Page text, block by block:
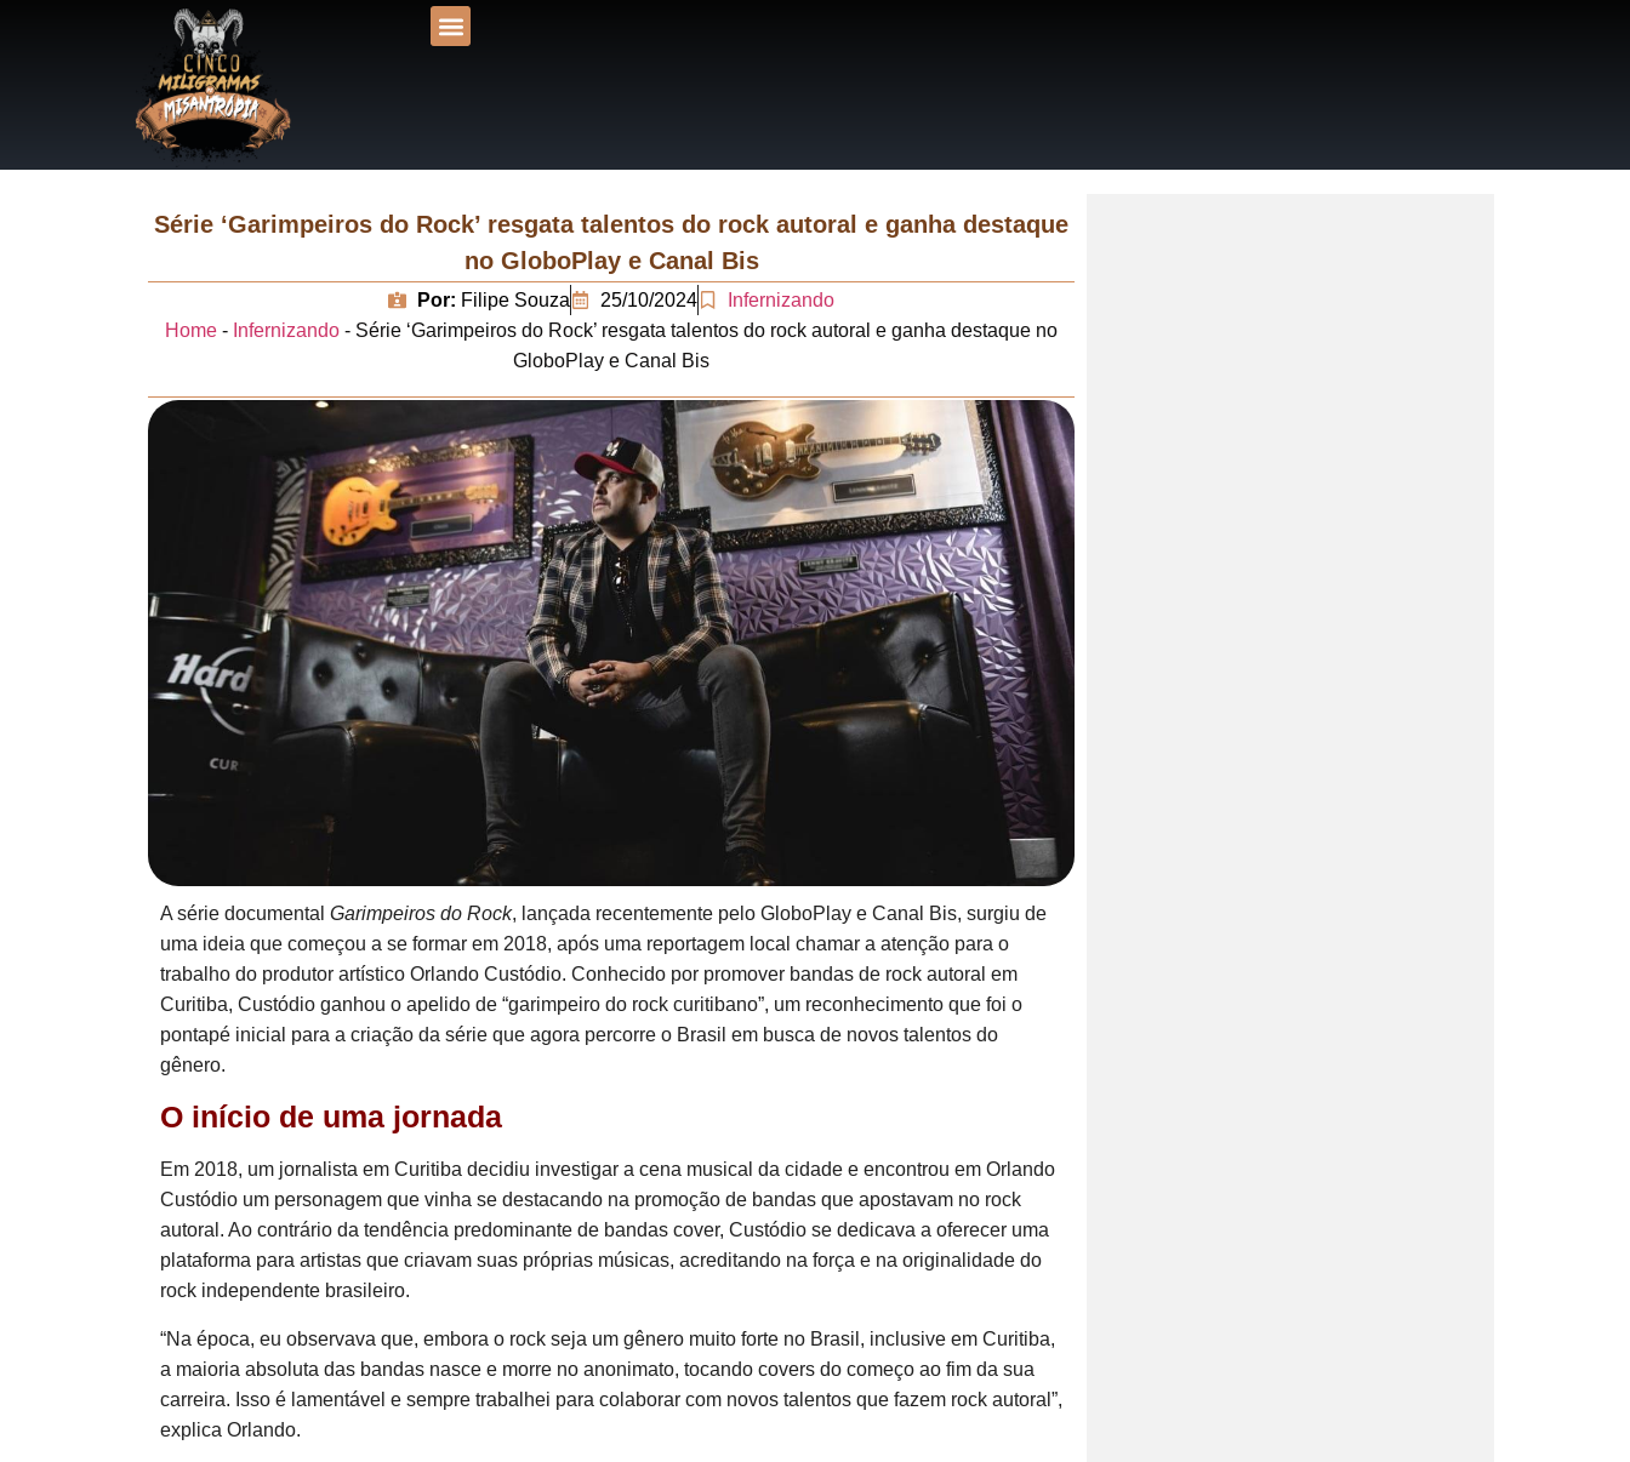
Série ‘Garimpeiros do Rock’ resgata talentos do rock autoral e ganha destaque
no GloboPlay e Canal Bis
Por: Filipe Souza 25/10/2024
Infernizando
Home - Infernizando - Série ‘Garimpeiros do Rock’ resgata talentos do rock autoral e ganha destaque no
GloboPlay e Canal Bis
A série documental Garimpeiros do Rock, lançada recentemente pelo GloboPlay e Canal Bis, surgiu de
uma ideia que começou a se formar em 2018, após uma reportagem local chamar a atenção para o
trabalho do produtor artístico Orlando Custódio. Conhecido por promover bandas de rock autoral em
Curitiba, Custódio ganhou o apelido de “garimpeiro do rock curitibano”, um reconhecimento que foi o
pontapé inicial para a criação da série que agora percorre o Brasil em busca de novos talentos do
gênero.
O início de uma jornada
Em 2018, um jornalista em Curitiba decidiu investigar a cena musical da cidade e encontrou em Orlando
Custódio um personagem que vinha se destacando na promoção de bandas que apostavam no rock
autoral. Ao contrário da tendência predominante de bandas cover, Custódio se dedicava a oferecer uma
plataforma para artistas que criavam suas próprias músicas, acreditando na força e na originalidade do
rock independente brasileiro.
“Na época, eu observava que, embora o rock seja um gênero muito forte no Brasil, inclusive em Curitiba,
a maioria absoluta das bandas nasce e morre no anonimato, tocando covers do começo ao fim da sua
carreira. Isso é lamentável e sempre trabalhei para colaborar com novos talentos que fazem rock autoral”,
explica Orlando.